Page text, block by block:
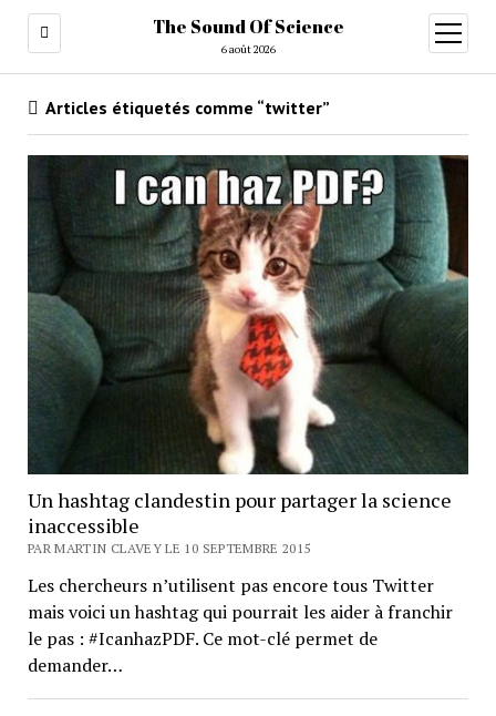
The Sound Of Science
6 août 2026
ouvrir
menu
Articles étiquetés comme “twitter”
Un hashtag clandestin pour partager la science
inaccessible
PAR MARTIN CLAVEY LE 10 SEPTEMBRE 2015
Les chercheurs n’utilisent pas encore tous Twitter
mais voici un hashtag qui pourrait les aider à franchir
le pas : #IcanhazPDF. Ce mot-clé permet de
demander…